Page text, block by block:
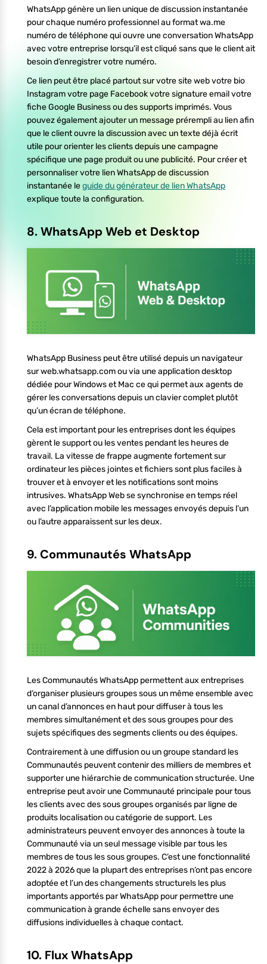
WhatsApp génère un lien unique de discussion instantanée
pour chaque numéro professionnel au format wa.me
numéro de téléphone qui ouvre une conversation WhatsApp
avec votre entreprise lorsqu’il est cliqué sans que le client ait
besoin d’enregistrer votre numéro.
Ce lien peut être placé partout sur votre site web votre bio
Instagram votre page Facebook votre signature email votre
fiche Google Business ou des supports imprimés. Vous
pouvez également ajouter un message prérempli au lien afin
que le client ouvre la discussion avec un texte déjà écrit
utile pour orienter les clients depuis une campagne
spécifique une page produit ou une publicité. Pour créer et
personnaliser votre lien WhatsApp de discussion
instantanée leguide du générateur de lien WhatsApp
explique toute la configuration.
8. WhatsApp Web et Desktop
WhatsApp Business peut être utilisé depuis un navigateur
sur web.whatsapp.com ou via une application desktop
dédiée pour Windows et Mac ce qui permet aux agents de
gérer les conversations depuis un clavier complet plutôt
qu’un écran de téléphone.
Cela est important pour les entreprises dont les équipes
gèrent le support ou les ventes pendant les heures de
travail. La vitesse de frappe augmente fortement sur
ordinateur les pièces jointes et fichiers sont plus faciles à
trouver et à envoyer et les notifications sont moins
intrusives. WhatsApp Web se synchronise en temps réel
avec l’application mobile les messages envoyés depuis l’un
ou l’autre apparaissent sur les deux.
9. Communautés WhatsApp
Les Communautés WhatsApp permettent aux entreprises
d’organiser plusieurs groupes sous un même ensemble avec
un canal d’annonces en haut pour diffuser à tous les
membres simultanément et des sous groupes pour des
sujets spécifiques des segments clients ou des équipes.
Contrairement à une diffusion ou un groupe standard les
Communautés peuvent contenir des milliers de membres et
supporter une hiérarchie de communication structurée. Une
entreprise peut avoir une Communauté principale pour tous
les clients avec des sous groupes organisés par ligne de
produits localisation ou catégorie de support. Les
administrateurs peuvent envoyer des annonces à toute la
Communauté via un seul message visible par tous les
membres de tous les sous groupes. C’est une fonctionnalité
2022 à 2026 que la plupart des entreprises n’ont pas encore
adoptée et l’un des changements structurels les plus
importants apportés par WhatsApp pour permettre une
communication à grande échelle sans envoyer des
diffusions individuelles à chaque contact.
10. Flux WhatsApp